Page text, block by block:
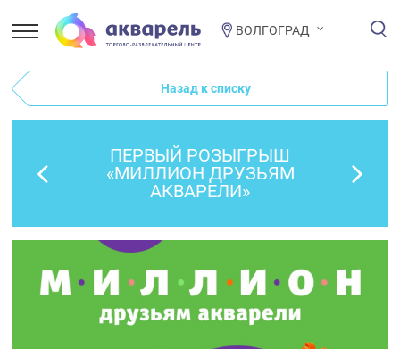
ВОЛГОГРАД
Назад к списку
ПЕРВЫЙ РОЗЫГРЫШ
«МИЛЛИОН ДРУЗЬЯМ
АКВАРЕЛИ»